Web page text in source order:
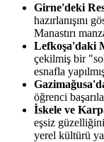
Girne'deki
hazırlanışını
Manastırı
Lefkoşa'daki
çekilmiş bir
esnafla
öğrenci
İskele ve
eşsiz
yerel kültürü